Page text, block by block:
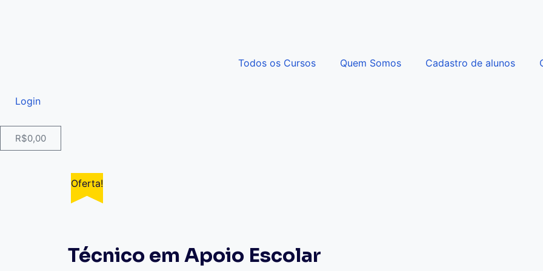
Todos os Cursos Quem Somos Cadastro de alunos
Login
R$0,00
Técnico em Apoio Escolar
Oferta!
Oferta!
Oferta!
Oferta!